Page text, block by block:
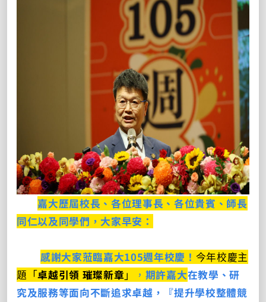
嘉大歷屆校長、各位理事長、各位貴賓、師長
同仁以及同學們，大家早安：
感謝大家蒞臨嘉大105週年校慶！ 今年校慶主
題「卓越引領 璀璨新章 」 ， 期許嘉大在教學、研
究及服務等面向不斷追求卓越，『提升學校整體競